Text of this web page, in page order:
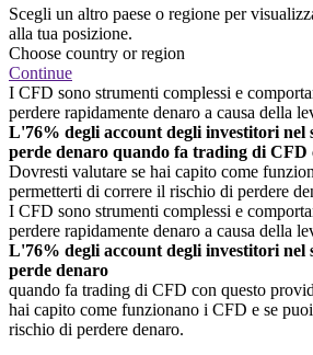
Scegli un altro paese o regione per
alla tua posizione.
Choose country or region
Continue
I CFD sono strumenti complessi e
perdere rapidamente denaro a causa della
L'76% degli account degli investitori nel
perde denaro quando fa trading di CFD
Dovresti valutare se hai capito come
permetterti di correre il rischio di perdere
I CFD sono strumenti complessi e
perdere rapidamente denaro a causa della
L'76% degli account degli investitori nel
perde denaro
quando fa trading di CFD con questo
hai capito come funzionano i CFD e se
rischio di perdere denaro.